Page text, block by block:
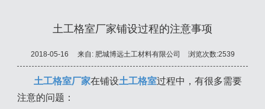
土工格室厂家铺设过程的注意事项
2018-05-16 来自: 肥城博远土工材料有限公司 浏览次数:2539
土工格室厂家在铺设土工格室过程中，有很多需要
注意的问题：